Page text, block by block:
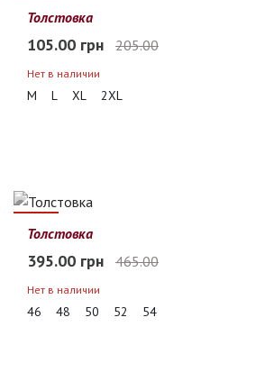
49%
Толстовка
105.00 грн 205.00
Нет в наличии
M L XL 2XL
15%
Толстовка
395.00 грн 465.00
Нет в наличии
46 48 50 52 54